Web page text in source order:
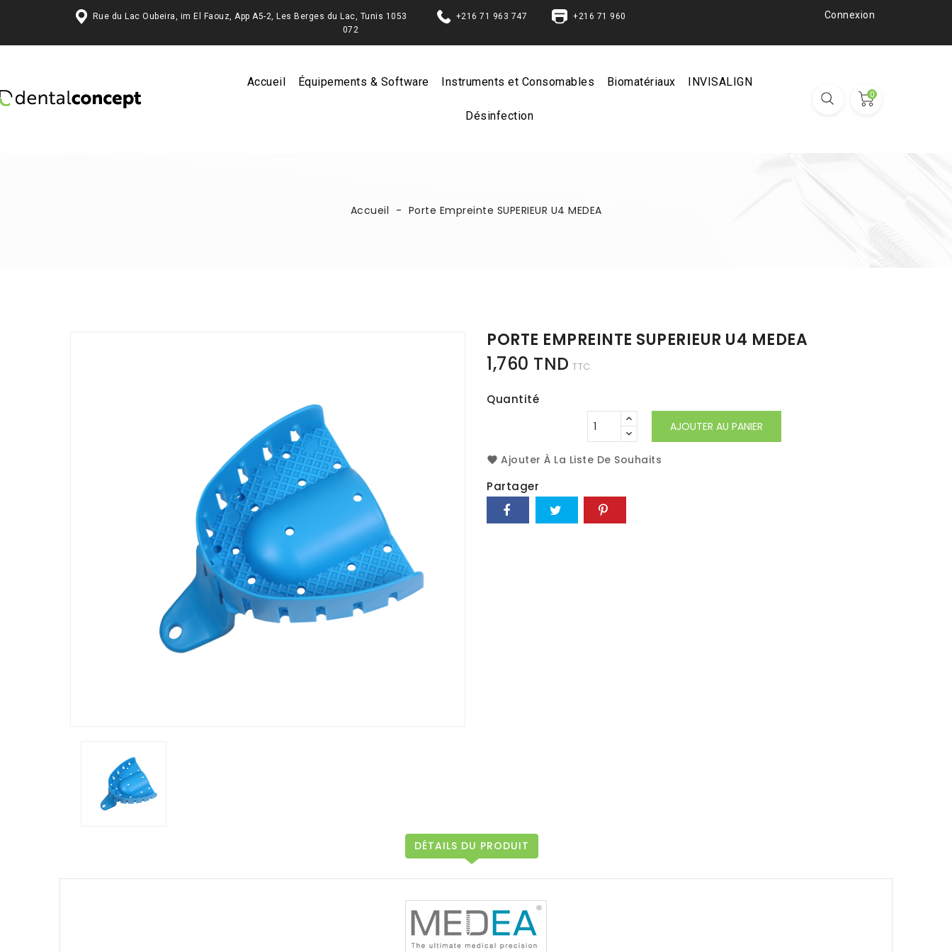
Rue du Lac Oubeira, im El Faouz, App A5-2, Les Berges du Lac, Tunis 1053 +216 71 963 747
+216 71 960
072
Connexion
Accueil Équipements & Software Instruments et Consomables Biomatériaux INVISALIGN
Désinfection
0
Accueil Porte Empreinte SUPERIEUR U4 MEDEA
PORTE EMPREINTE SUPERIEUR U4 MEDEA
1,760 TND TTC
Quantité
AJOUTER AU PANIER
Ajouter À La Liste De Souhaits
Partager
DÉTAILS DU PRODUIT